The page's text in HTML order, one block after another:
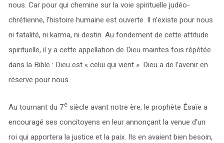
nous. Car pour qui chemine sur la voie spirituelle judéo-
chrétienne, l’histoire humaine est ouverte. Il n’existe pour nous
ni fatalité, ni karma, ni destin. Au fondement de cette attitude
spirituelle, il y a cette appellation de Dieu maintes fois répétée
dans la Bible : Dieu est « celui qui vient ». Dieu a de l’avenir en
réserve pour nous.
Au tournant du 7esiècle avant notre ère, le prophète Ésaïe a
encouragé ses concitoyens en leur annonçant la venue d’un
roi qui apportera la justice et la paix. Ils en avaient bien besoin,